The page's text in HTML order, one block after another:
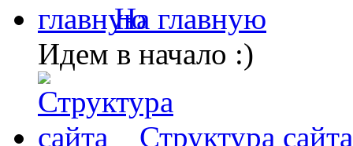
На главную
Идем в начало :)
Структура сайта